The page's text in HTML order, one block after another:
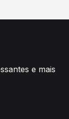
e mais